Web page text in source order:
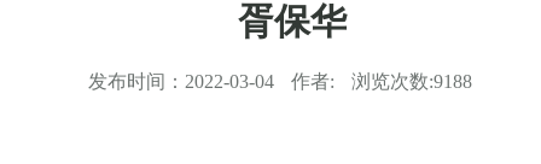
胥保华
发布时间： 2022-03-04 作者: 浏览次数:9188